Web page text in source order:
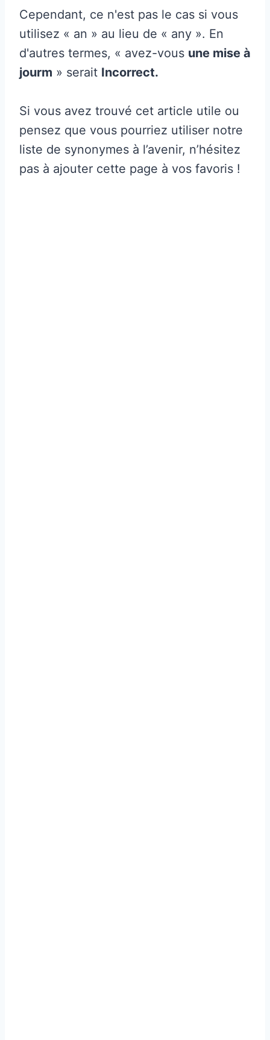
Cependant, ce n'est pas le cas si vous
utilisez « an » au lieu de « any ». En
d'autres termes, « avez-vous une mise à
jourm » serait Incorrect.
Si vous avez trouvé cet article utile ou
pensez que vous pourriez utiliser notre
liste de synonymes à l’avenir, n’hésitez
pas à ajouter cette page à vos favoris !